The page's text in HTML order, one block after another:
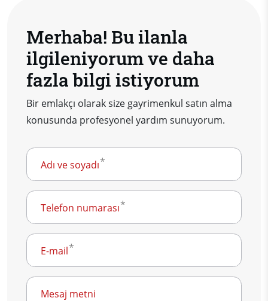
Merhaba! Bu ilanla
ilgileniyorum ve daha
fazla bilgi istiyorum
Bir emlakçı olarak size gayrimenkul satın alma
konusunda profesyonel yardım sunuyorum.
Adı ve soyadı
Telefon numarası
E-mail
Mesaj metni